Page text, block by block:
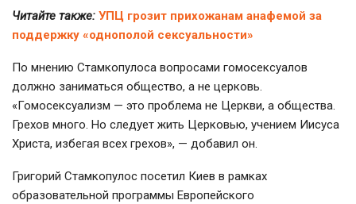
Читайте также: УПЦ грозит прихожанам анафемой за
поддержку «однополой сексуальности»
По мнению Стамкопулоса вопросами гомосексуалов
должно заниматься общество, а не церковь.
«Гомосексуализм — это проблема не Церкви, а общества.
Грехов много. Но следует жить Церковью, учением Иисуса
Христа, избегая всех грехов», — добавил он.
Григорий Стамкопулос посетил Киев в рамках
образовательной программы Европейского